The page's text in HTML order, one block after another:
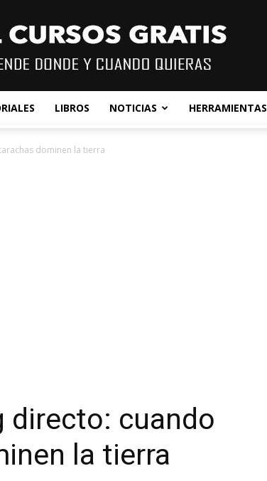
LIBROS NOTICIAS HERRAMIENTAS
dominen la tierra
directo: cuando
la tierra